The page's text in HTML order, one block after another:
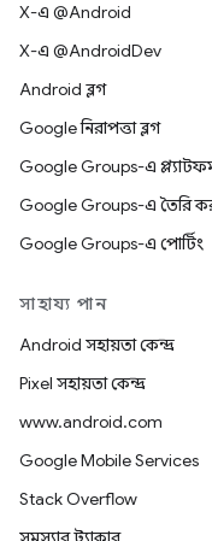
X-এ @Android
X-এ @AndroidDev
Android ব্লগ
Google নিরাপত্তা ব্লগ
Google Groups-এ
Google Groups-এ তৈরি
Google Groups-এ পোর্টিং
সাহায্য পান
Android সহায়তা কেন্দ্র
Pixel সহায়তা কেন্দ্র
www.android.com
Google Mobile Services
Stack Overflow